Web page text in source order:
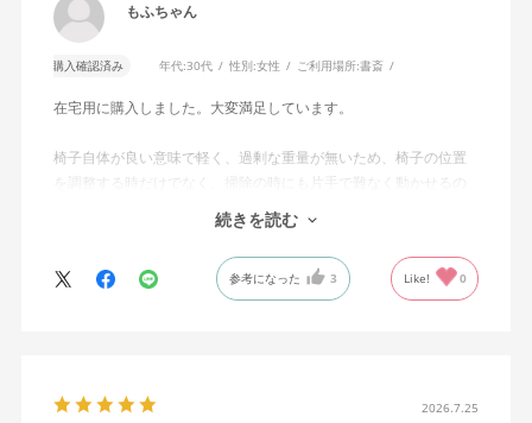
もふちゃん
購入確認済み 年代:30代 性別:女性 ご利用場所:書斎
在宅用に購入しました。大変満足しています。
椅子自体が良い意味で軽く、過剰な重量が無いため、椅子の位置
を調整する時だけでなく、掃除の時にも片手で難なく動かせるの
で、ストレスを感じません。
背中はメッシュ素材でハリがあり、沈み込みすぎないところが気
に入っています。色も画像通りのアッシュブルーで、部屋の差し
色になっています。
キャスターはフローリング用を選びました。とにかく動きが滑ら
思います。良い商品に巡り会えてとても嬉しいです。
続きを読む
参考になった 3 Like! 0
2026.7.25